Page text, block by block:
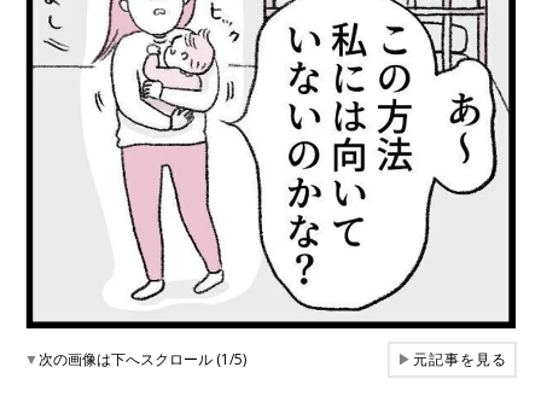
▼次の画像は下へスクロール (1/5) ▶元記事を見る